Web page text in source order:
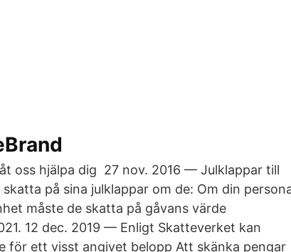
oss hjälpa dig 27 nov. 2016 — Julklappar till
på sina julklappar om de: Om din
måste de skatta på gåvans värde
12 dec. 2019 — Enligt Skatteverket kan
för ett visst angivet belopp Att skänka pengar